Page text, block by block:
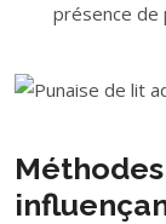
présence de